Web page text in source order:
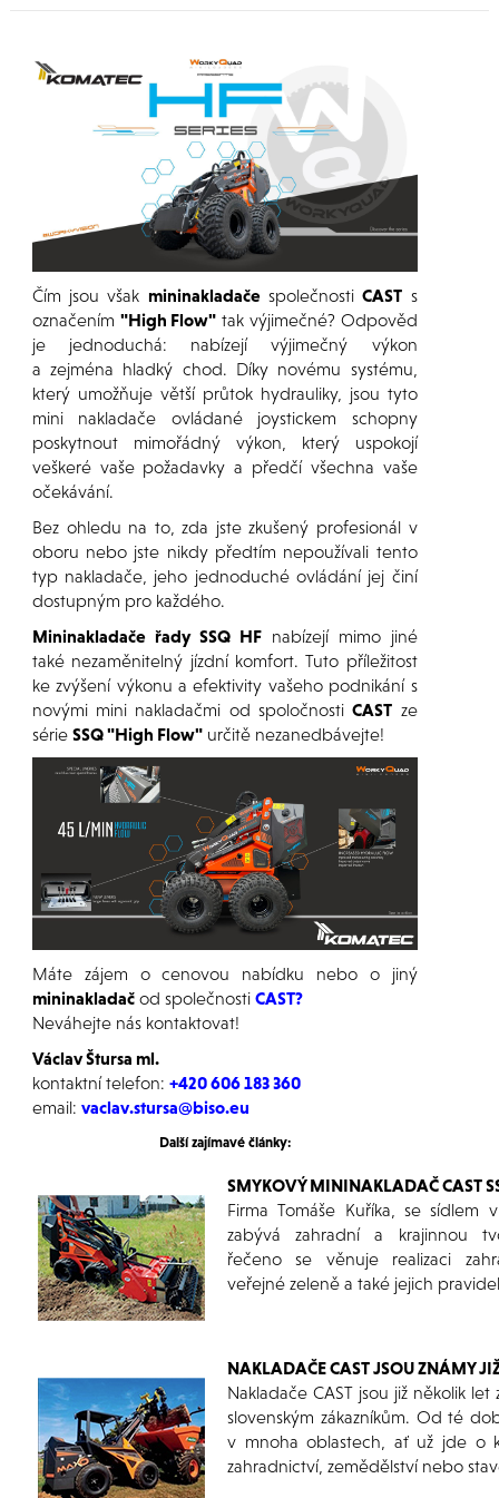
Čím jsou však mininakladačespolečnostiCAST s
označením "High Flow" tak výjimečné? Odpověd
je jednoduchá: nabízejí výjimečný výkon
a zejména hladký chod. Díky novému systému,
který umožňuje větší průtok hydrauliky, jsou tyto
mini nakladače ovládané joystickem schopny
poskytnout mimořádný výkon, který uspokojí
veškeré vaše požadavky a předčí všechna vaše
očekávání.
Bez ohledu na to, zda jste zkušený profesionál v
oboru nebo jste nikdy předtím nepoužívali tento
typ nakladače, jeho jednoduché ovládání jej činí
dostupným pro každého.
Mininakladače řady SSQ HFnabízejí mimo jiné
také nezaměnitelný jízdní komfort. Tuto příležitost
ke zvýšení výkonu a efektivity vašeho podnikání s
novými mini nakladačmi od spoločnostiCAST ze
série SSQ "High Flow"určitě nezanedbávejte!
Máte zájem o cenovou nabídku nebo o jiný
mininakladačod společnosti CAST?
Neváhejte nás kontaktovat!
Václav Štursa ml.
kontaktní telefon: +420 606 183 360
email: vaclav.stursa@biso.eu
Další zajímavé články:
SMYKOVÝ MININAKLADAČ CAST
Firma Tomáše Kuříka, se sídlem
zabývá zahradní a krajinnou
řečeno se věnuje realizaci
veřejné zeleně a také jejich
NAKLADAČE CAST JSOU ZNÁMY
Nakladače CAST jsou již několik let
slovenským zákazníkům. Od té
v mnoha oblastech, ať už jde o
zahradnictví, zemědělství nebo